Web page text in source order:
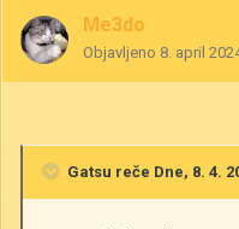
Me3do
Objavljeno 8. april
Gatsu reče Dne, 8. 4.